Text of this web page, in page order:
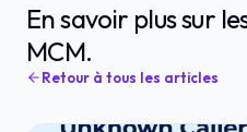
En savoir plus sur
MCM.
Retour à tous les articles